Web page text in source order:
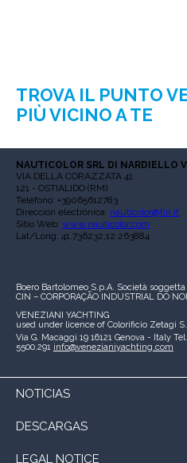
TROVA IL PUNTO
PIÙ VICINO A TE
NAUTICOLOR SRL DI NARDIELLO
VIA DELLA CORAZZATA 41
121 - OSTIALIDO (RM)
Teléfono: +39065612783
Dirección electrónica: nauticolor@tin.it
Sitio Web: www.nauticolor.com
Lat/Long: 41.736232,12.263884
Boero Bartolomeo S.p.A. Società
CIN – CORPORAÇÃO INDUSTRIAL DO
VENEZIANI YACHTING
used under licence of Colorificio Zetagi
Via G. Macaggi 19 16121 Genova - Italy
5500.291 info@venezianiyachting.com
NOTICIAS
DESCARGAS
LEGAL NOTICE